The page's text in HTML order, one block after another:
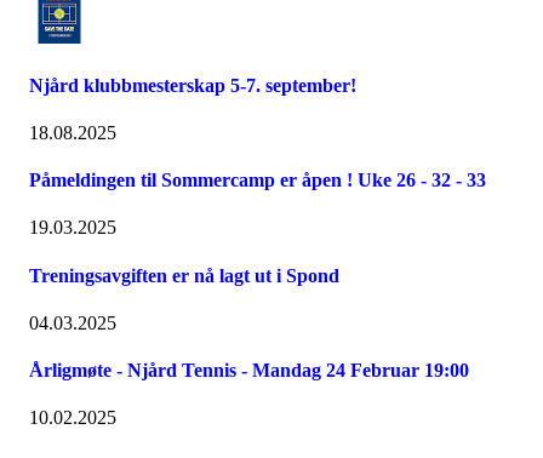
Njård klubbmesterskap 5-7. september!
18.08.2025
Påmeldingen til Sommercamp er åpen ! Uke 26 - 32 - 33
19.03.2025
Treningsavgiften er nå lagt ut i Spond
04.03.2025
Årligmøte - Njård Tennis - Mandag 24 Februar 19:00
10.02.2025